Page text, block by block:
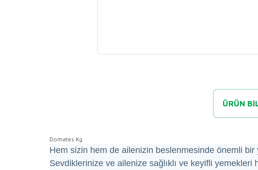
ÜRÜN
Domates Kg
Hem sizin hem de ailenizin beslenmesinde önemli
Sevdiklerinize ve ailenize sağlıklı ve keyifli